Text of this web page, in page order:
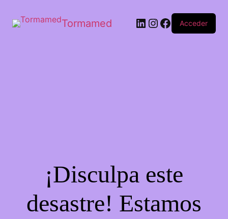
Tormamed Acceder
¡Disculpa este
desastre! Estamos